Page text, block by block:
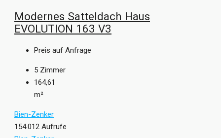
Modernes Satteldach Haus
EVOLUTION 163 V3
Preis auf Anfrage
5 Zimmer
164,61
m²
Bien-Zenker
154.012 Aufrufe